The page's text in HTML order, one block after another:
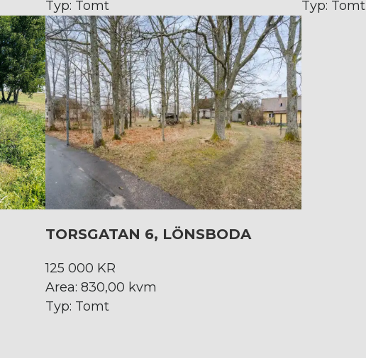
Typ: Tomt
Typ: Tomt
TORSGATAN 6, LÖNSBODA
125 000 KR
Area: 830,00 kvm
Typ: Tomt